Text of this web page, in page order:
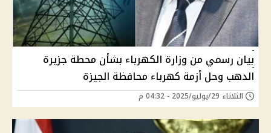
بيان رسمي من وزارة الكهرباء بشأن محطة جزيرة
الدهب وحل أزمة كهرباء محافظة الجيزة
الثلاثاء 29/يوليو/2025 - 04:32 م